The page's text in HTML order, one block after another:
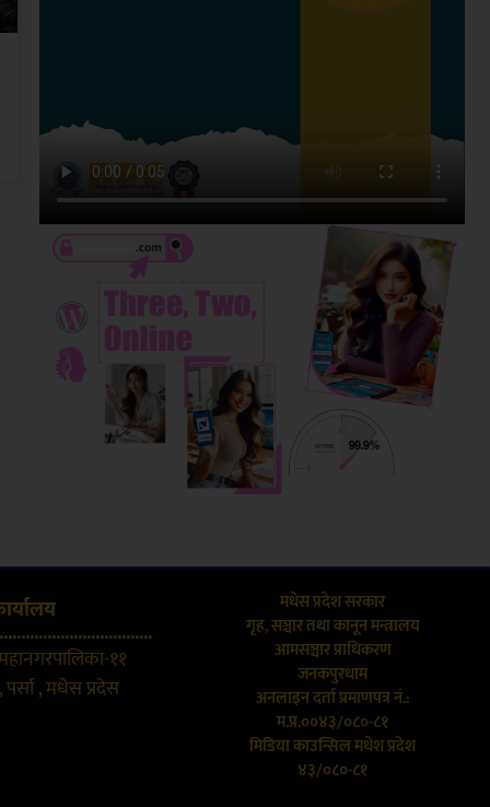
११
पर्सा , मधेस प्रदेस
मधेस प्रदेश सरकार
गृह, सञ्चार तथा कानून मन्त्रालय
आमसञ्चार प्राधिकरण
जनकपुरधाम
अनलाइन दर्ता प्रमाणपत्र नं.:
म.प्र.००४३/०८०-८१
मिडिया काउन्सिल मधेश प्रदेश
४३/०८०-८१